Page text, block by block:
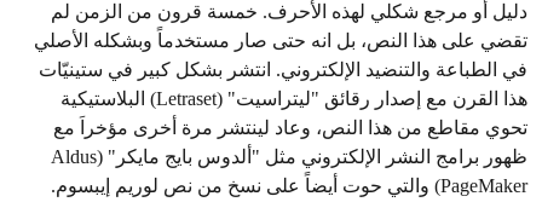
دليل أو مرجع شكلي لهذه الأحرف. خمسة قرون من الزمن لم
تقضي على هذا النص، بل انه حتى صار مستخدماً وبشكله الأصلي
في الطباعة والتنضيد الإلكتروني. انتشر بشكل كبير في ستينيّات
هذا القرن مع إصدار رقائق "ليتراسيت" (Letraset) البلاستيكية
تحوي مقاطع من هذا النص، وعاد لينتشر مرة أخرى مؤخراَ مع
ظهور برامج النشر الإلكتروني مثل "ألدوس بايج مايكر" (Aldus
PageMaker) والتي حوت أيضاً على نسخ من نص لوريم إيبسوم.